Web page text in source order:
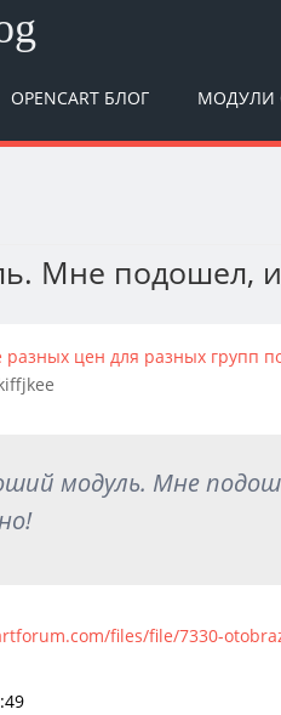
OPENCART БЛОГ МОДУЛИ
Мне подошел,
цен для разных групп
модуль. Мне
files/file/7330-